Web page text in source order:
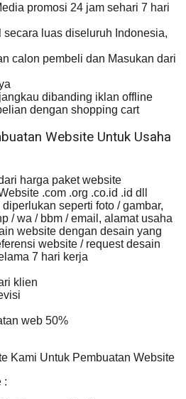
promosi 24 jam sehari 7 hari
luas diseluruh Indonesia,
calon pembeli dan Masukan dari
dibanding iklan offline
dengan shopping cart
Website Untuk Usaha
harga paket website
.com .org .co.id .id dll
seperti foto / gambar,
/ wa / bbm / email, alamat usaha
website dengan desain yang
website / request desain
7 hari kerja
klien
web 50%
Kami Untuk Pembuatan Website
: